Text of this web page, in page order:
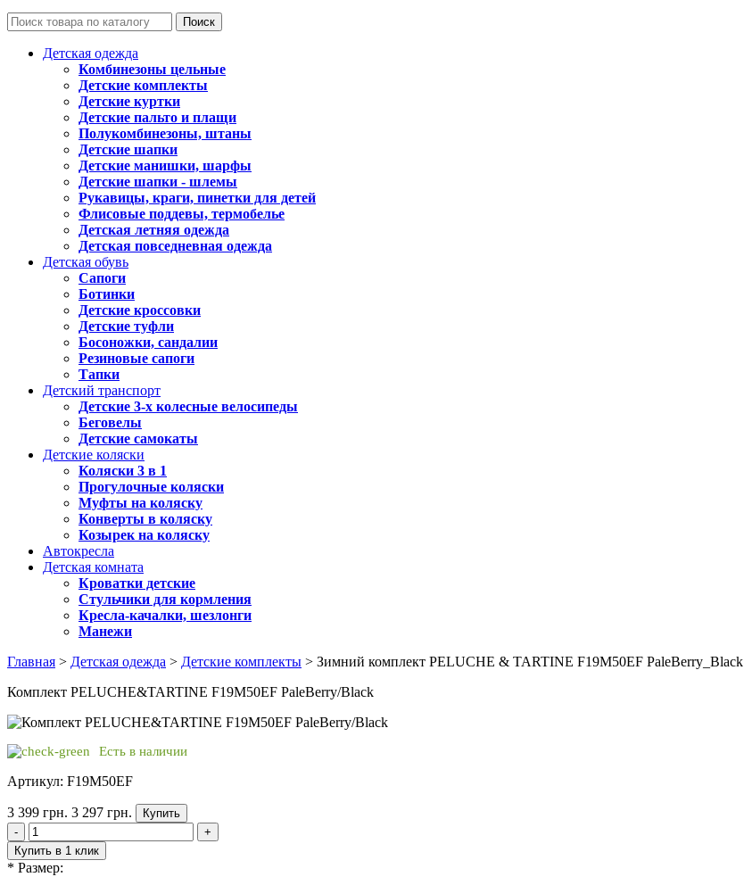
Поиск
Детская одежда
Комбинезоны цельные
Детские комплекты
Детские куртки
Детские пальто и плащи
Полукомбинезоны, штаны
Детские шапки
Детские манишки, шарфы
Детские шапки - шлемы
Рукавицы, краги, пинетки для детей
Флисовые поддевы, термобелье
Детская летняя одежда
Детская повседневная одежда
Детская обувь
Сапоги
Ботинки
Детские кроссовки
Детские туфли
Босоножки, сандалии
Резиновые сапоги
Тапки
Детский транспорт
Детские 3-х колесные велосипеды
Беговелы
Детские самокаты
Детские коляски
Коляски 3 в 1
Прогулочные коляски
Муфты на коляску
Конверты в коляску
Козырек на коляску
Автокресла
Детская комната
Кроватки детские
Стульчики для кормления
Кресла-качалки, шезлонги
Манежи
Главная > Детская одежда > Детские комплекты > Зимний комплект PELUCHE & TARTINE F19M50EF PaleBerry_Black
Комплект PELUCHE&TARTINE F19M50EF PaleBerry/Black
Есть в наличии
Артикул: F19M50EF
3 399 грн. 3 297 грн.
Купить
-
+
Купить в 1 клик
* Размер: